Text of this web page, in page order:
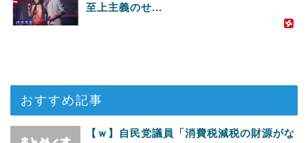
至上主義のせ...
おすすめ記事
【ｗ】自民党議員「消費税減税の財源がな